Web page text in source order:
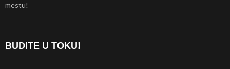
mestu!
BUDITE U TOKU!